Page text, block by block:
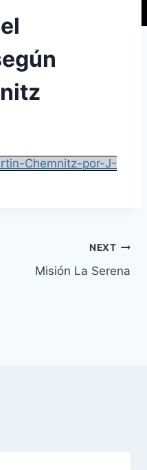
Chemnitz-por-J-
NEXT
Misión La Serena